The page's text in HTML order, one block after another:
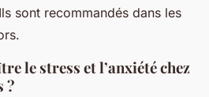
sont recommandés dans les
le stress et l’anxiété chez
?